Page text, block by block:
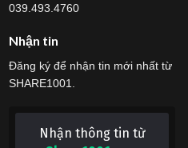
039.493.4760
Nhận tin
Đăng ký để nhận tin mới nhất từ
SHARE1001.
Nhận thông tin từ